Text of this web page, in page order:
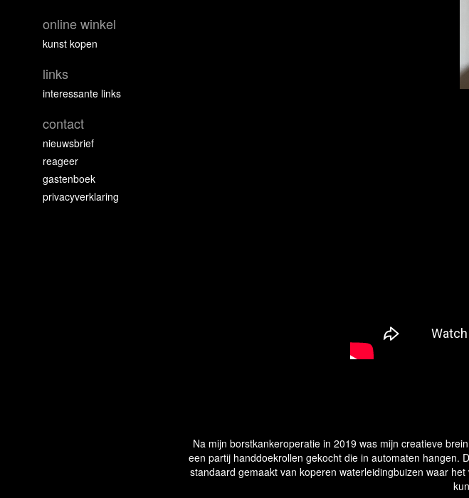
Na mijn borstkankeroperatie in 2019 was mijn creatieve
een partij handdoekrollen gekocht die in automaten hangen.
standaard gemaakt van koperen waterleidingbuizen waar
online winkel
kunst kopen
links
interessante links
contact
nieuwsbrief
reageer
gastenboek
privacyverklaring